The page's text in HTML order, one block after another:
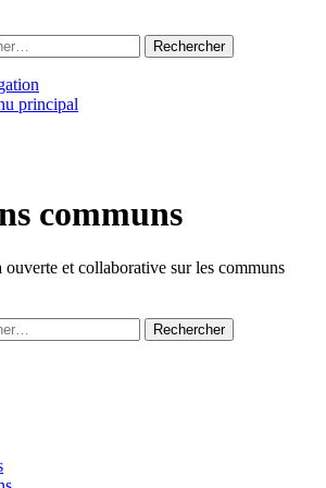
principal
communs
et collaborative sur les communs